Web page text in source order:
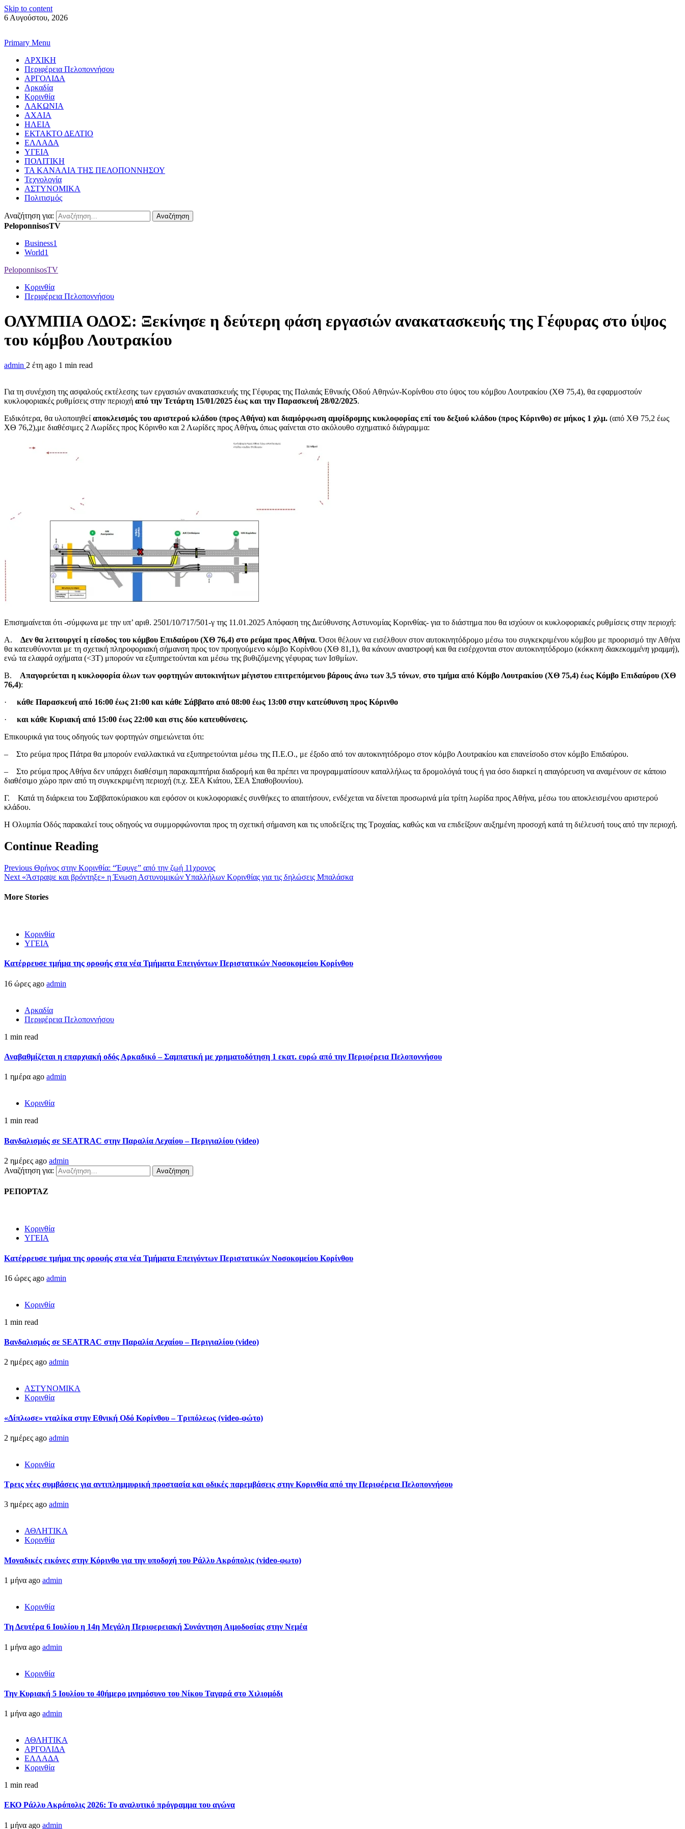
Skip to content
6 Αυγούστου, 2026
Primary Menu
ΑΡΧΙΚΗ
Περιφέρεια Πελοποννήσου
ΑΡΓΟΛΙΔΑ
Αρκαδία
Κορινθία
ΛΑΚΩΝΙΑ
ΑΧΑΙΑ
ΗΛΕΙΑ
ΕΚΤΑΚΤΟ ΔΕΛΤΙΟ
ΕΛΛΑΔΑ
ΥΓΕΙΑ
ΠΟΛΙΤΙΚΗ
ΤΑ ΚΑΝΑΛΙΑ ΤΗΣ ΠΕΛΟΠΟΝΝΗΣΟΥ
Τεχνολογία
ΑΣΤΥΝΟΜΙΚΑ
Πολιτισμός
Αναζήτηση για:
PeloponnisosTV
Business1
World1
PeloponnisosTV
Κορινθία
Περιφέρεια Πελοποννήσου
ΟΛΥΜΠΙΑ ΟΔΟΣ: Ξεκίνησε η δεύτερη φάση εργασιών ανακατασκευής της Γέφυρας στο ύψος
του κόμβου Λουτρακίου
admin 2 έτη ago 1 min read
Για τη συνέχιση της ασφαλούς εκτέλεσης των εργασιών ανακατασκευής της Γέφυρας της Παλαιάς Εθνικής Οδού Αθηνών-Κορίνθου στο ύψος του κόμβου Λουτρακίου (ΧΘ 75,4), θα εφαρμοστούν
κυκλοφοριακές ρυθμίσεις στην περιοχή από την Τετάρτη 15/01/2025 έως και την Παρασκευή 28/02/2025.
Ειδικότερα, θα υλοποιηθεί αποκλεισμός του αριστερού κλάδου (προς Αθήνα) και διαμόρφωση αμφίδρομης κυκλοφορίας επί του δεξιού κλάδου (προς Κόρινθο) σε μήκος 1 χλμ. (από ΧΘ 75,2 έως
ΧΘ 76,2),με διαθέσιμες 2 Λωρίδες προς Κόρινθο και 2 Λωρίδες προς Αθήνα, όπως φαίνεται στο ακόλουθο σχηματικό διάγραμμα:
Επισημαίνεται ότι -σύμφωνα με την υπ’ αριθ. 2501/10/717/501-γ της 11.01.2025 Απόφαση της Διεύθυνσης Αστυνομίας Κορινθίας- για το διάστημα που θα ισχύουν οι κυκλοφοριακές ρυθμίσεις στην περιοχή:
A. Δεν θα λειτουργεί η είσοδος του κόμβου Επιδαύρου (ΧΘ 76,4) στο ρεύμα προς Αθήνα. Όσοι θέλουν να εισέλθουν στον αυτοκινητόδρομο μέσω του συγκεκριμένου κόμβου με προορισμό την Αθήνα
θα κατευθύνονται με τη σχετική πληροφοριακή σήμανση προς τον προηγούμενο κόμβο Κορίνθου (ΧΘ 81,1), θα κάνουν αναστροφή και θα εισέρχονται στον αυτοκινητόδρομο (κόκκινη διακεκομμένη γραμμή),
ενώ τα ελαφρά οχήματα (<3Τ) μπορούν να εξυπηρετούνται και μέσω της βυθιζόμενης γέφυρας των Ισθμίων.
B. Απαγορεύεται η κυκλοφορία όλων των φορτηγών αυτοκινήτων μέγιστου επιτρεπόμενου βάρους άνω των 3,5 τόνων, στο τμήμα από Κόμβο Λουτρακίου (ΧΘ 75,4) έως Κόμβο Επιδαύρου (ΧΘ
76,4):
· κάθε Παρασκευή από 16:00 έως 21:00 και κάθε Σάββατο από 08:00 έως 13:00 στην κατεύθυνση προς Κόρινθο
· και κάθε Κυριακή από 15:00 έως 22:00 και στις δύο κατευθύνσεις.
Επικουρικά για τους οδηγούς των φορτηγών σημειώνεται ότι:
– Στο ρεύμα προς Πάτρα θα μπορούν εναλλακτικά να εξυπηρετούνται μέσω της Π.Ε.Ο., με έξοδο από τον αυτοκινητόδρομο στον κόμβο Λουτρακίου και επανείσοδο στον κόμβο Επιδαύρου.
– Στο ρεύμα προς Αθήνα δεν υπάρχει διαθέσιμη παρακαμπτήρια διαδρομή και θα πρέπει να προγραμματίσουν καταλλήλως τα δρομολόγιά τους ή για όσο διαρκεί η απαγόρευση να αναμένουν σε κάποιο
διαθέσιμο χώρο πριν από τη συγκεκριμένη περιοχή (π.χ. ΣΕΑ Κιάτου, ΣΕΑ Σπαθοβουνίου).
Γ. Κατά τη διάρκεια του Σαββατοκύριακου και εφόσον οι κυκλοφοριακές συνθήκες το απαιτήσουν, ενδέχεται να δίνεται προσωρινά μία τρίτη λωρίδα προς Αθήνα, μέσω του αποκλεισμένου αριστερού
κλάδου.
Η Ολυμπία Οδός παρακαλεί τους οδηγούς να συμμορφώνονται προς τη σχετική σήμανση και τις υποδείξεις της Τροχαίας, καθώς και να επιδείξουν αυξημένη προσοχή κατά τη διέλευσή τους από την περιοχή.
Continue Reading
Previous Θρήνος στην Κορινθία: “Έφυγε” από την ζωή 11χρονος
Next «Άστραψε και βρόντηξε» η Ένωση Αστυνομικών Υπαλλήλων Κορινθίας για τις δηλώσεις Μπαλάσκα
More Stories
Κορινθία
ΥΓΕΙΑ
Kατέρρευσε τμήμα της οροφής στα νέα Τμήματα Επειγόντων Περιστατικών Νοσοκομείου Κορίνθου
16 ώρες ago admin
Αρκαδία
Περιφέρεια Πελοποννήσου
1 min read
Αναβαθμίζεται η επαρχιακή οδός Αρκαδικό – Σαμπατική με χρηματοδότηση 1 εκατ. ευρώ από την Περιφέρεια Πελοποννήσου
1 ημέρα ago admin
Κορινθία
1 min read
Βανδαλισμός σε SEATRAC στην Παραλία Λεχαίου – Περιγιαλίου (video)
2 ημέρες ago admin
Αναζήτηση για:
ΡΕΠΟΡΤΑΖ
Κορινθία
ΥΓΕΙΑ
Kατέρρευσε τμήμα της οροφής στα νέα Τμήματα Επειγόντων Περιστατικών Νοσοκομείου Κορίνθου
16 ώρες ago admin
Κορινθία
1 min read
Βανδαλισμός σε SEATRAC στην Παραλία Λεχαίου – Περιγιαλίου (video)
2 ημέρες ago admin
ΑΣΤΥΝΟΜΙΚΑ
Κορινθία
«Δίπλωσε» νταλίκα στην Εθνική Oδό Κορίνθου – Τριπόλεως (video-φώτο)
2 ημέρες ago admin
Κορινθία
Τρεις νέες συμβάσεις για αντιπλημμυρική προστασία και οδικές παρεμβάσεις στην Κορινθία από την Περιφέρεια Πελοποννήσου
3 ημέρες ago admin
ΑΘΛΗΤΙΚΑ
Κορινθία
Μοναδικές εικόνες στην Κόρινθο για την υποδοχή του Ράλλυ Ακρόπολις (video-φωτο)
1 μήνα ago admin
Κορινθία
Τη Δευτέρα 6 Ιουλίου η 14η Μεγάλη Περιφερειακή Συνάντηση Αιμοδοσίας στην Νεμέα
1 μήνα ago admin
Κορινθία
Την Κυριακή 5 Ιουλίου το 40ήμερο μνημόσυνο του Νίκου Ταγαρά στο Χιλιομόδι
1 μήνα ago admin
ΑΘΛΗΤΙΚΑ
ΑΡΓΟΛΙΔΑ
ΕΛΛΑΔΑ
Κορινθία
1 min read
ΕΚΟ Ράλλυ Ακρόπολις 2026: Το αναλυτικό πρόγραμμα του αγώνα
1 μήνα ago admin